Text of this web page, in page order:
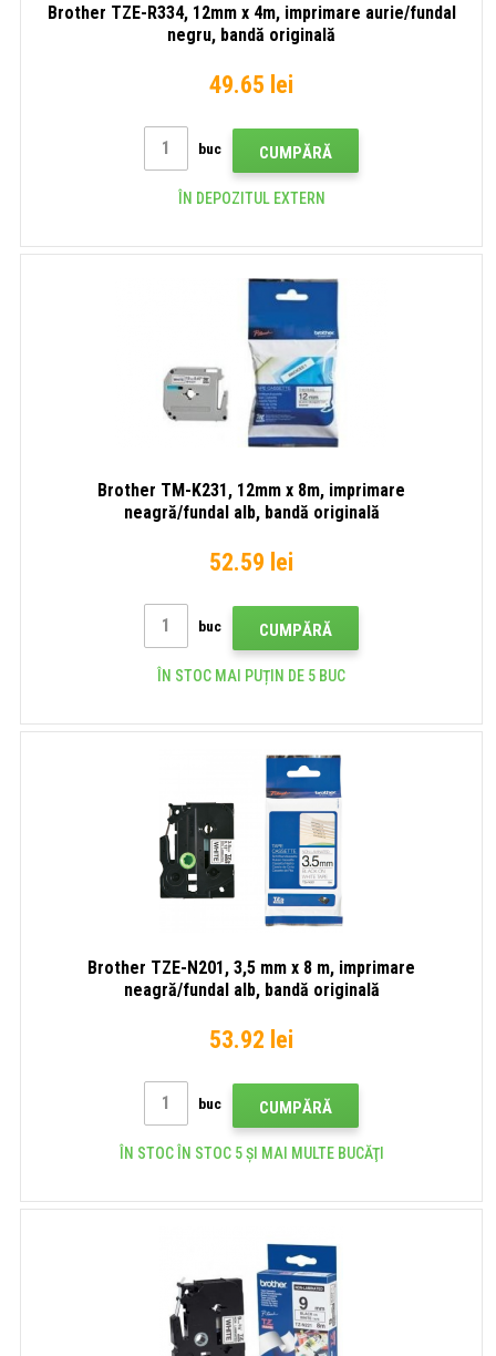
Brother TZE-R334, 12mm x 4m, imprimare aurie/fundal
negru, bandă originală
49.65 lei
buc CUMPĂRĂ
ÎN DEPOZITUL EXTERN
Brother TM-K231, 12mm x 8m, imprimare
neagră/fundal alb, bandă originală
52.59 lei
buc CUMPĂRĂ
ÎN STOC MAI PUȚIN DE 5 BUC
Brother TZE-N201, 3,5 mm x 8 m, imprimare
neagră/fundal alb, bandă originală
53.92 lei
buc CUMPĂRĂ
ÎN STOC ÎN STOC 5 ȘI MAI MULTE BUCĂŢI